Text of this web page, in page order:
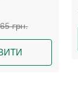
грн.